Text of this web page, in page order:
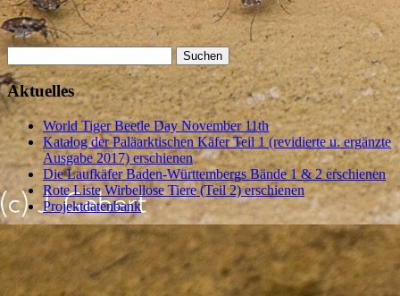
Suchen
nach:
Aktuelles
World Tiger Beetle Day November 11th
Katalog der Paläarktischen Käfer Teil 1 (revidierte u. ergänzte
Ausgabe 2017) erschienen
Die Laufkäfer Baden-Württembergs Bände 1 & 2 erschienen
Rote Liste Wirbellose Tiere (Teil 2) erschienen
Projektdatenbank